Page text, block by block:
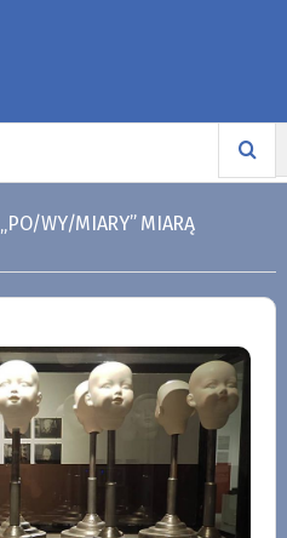
„PO/WY/MIARY” MIARĄ